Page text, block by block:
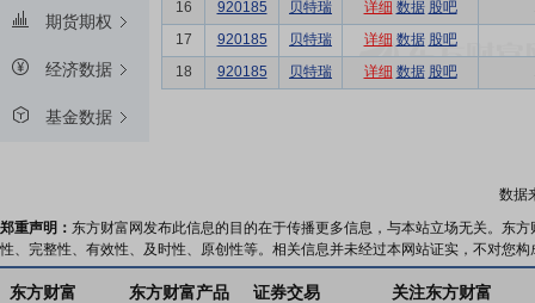
期货期权
经济数据
基金数据
16
920185 贝特瑞 详细 数据 股吧
17
920185 贝特瑞 详细 数据 股吧
18
920185 贝特瑞 详细 数据 股吧
数据
郑重声明： 东方财富网发布此信息的目的在于传播更多信息，与本站立场无关。东
性、完整性、有效性、及时性、原创性等。相关信息并未经过本网站证实，不对您
东方财富 东方财富产品 证券交易 关注东方财富